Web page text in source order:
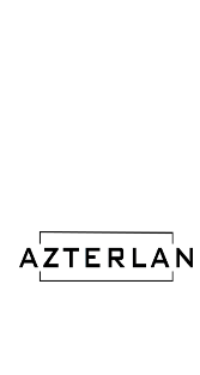
Bizkaiako